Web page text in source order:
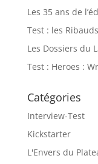
Les 35 ans de
Test : les
Les Dossiers du
Test : Heroes :
Catégories
Interview-Test
Kickstarter
L'Envers du